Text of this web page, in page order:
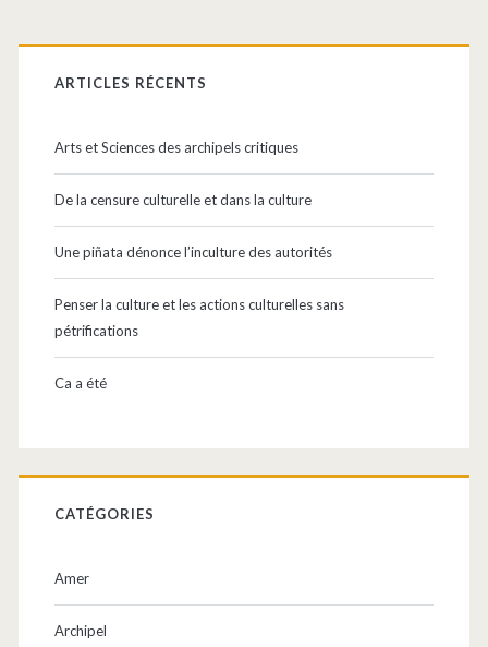
Qu’est-
spectateur
?
Barre
latérale
principale
ARTICLES RÉCENTS
Arts et Sciences des archipels critiques
De la censure culturelle et dans la culture
Une piñata dénonce l’inculture des autorités
Penser la culture et les actions culturelles sans
pétrifications
Ca a été
CATÉGORIES
Amer
Archipel